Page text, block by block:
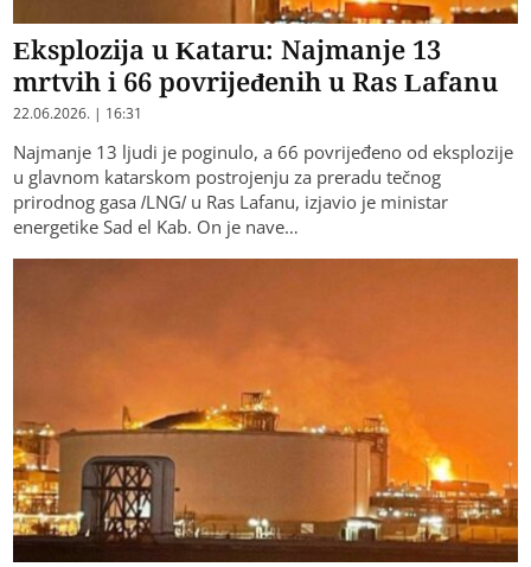
Eksplozija u Kataru: Najmanje 13
mrtvih i 66 povrijeđenih u Ras Lafanu
22.06.2026. | 16:31
Najmanje 13 ljudi je poginulo, a 66 povrijeđeno od eksplozije
u glavnom katarskom postrojenju za preradu tečnog
prirodnog gasa /LNG/ u Ras Lafanu, izjavio je ministar
energetike Sad el Kab. On je nave…